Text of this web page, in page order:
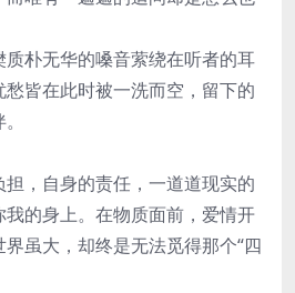
朴无华的嗓音萦绕在听者的耳
皆在此时被一洗而空，留下的
，自身的责任，一道道现实的
的身上。在物质面前，爱情开
虽大，却终是无法觅得那个“四